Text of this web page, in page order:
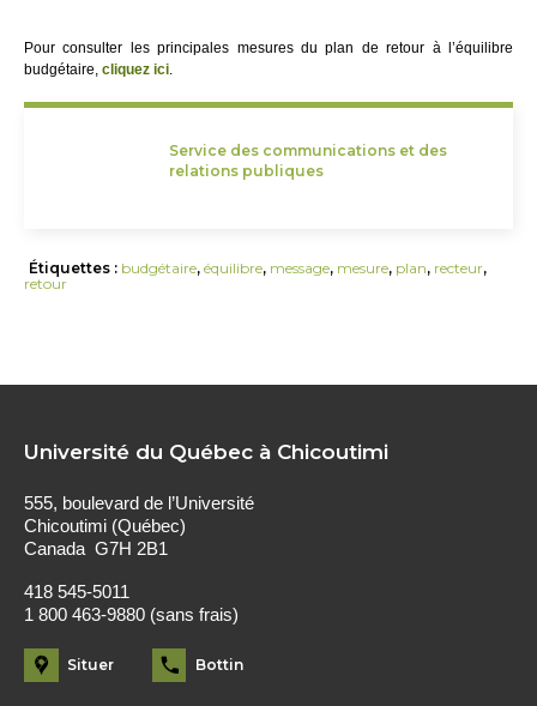
Pour consulter les principales mesures du plan de retour à l’équilibre
budgétaire, cliquez ici.
Service des communications et des
relations publiques
Étiquettes : budgétaire,équilibre, message, mesure, plan, recteur,
retour
Université du Québec à Chicoutimi
555, boulevard de l’Université
Chicoutimi (Québec)
Canada G7H 2B1
418 545-5011
1 800 463-9880 (sans frais)
Situer Bottin